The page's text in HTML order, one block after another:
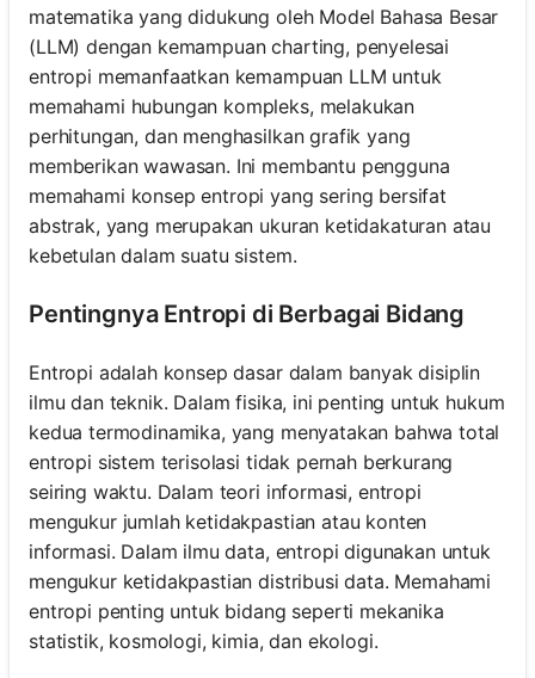
matematika yang didukung oleh Model Bahasa Besar
(LLM) dengan kemampuan charting, penyelesai
entropi memanfaatkan kemampuan LLM untuk
memahami hubungan kompleks, melakukan
perhitungan, dan menghasilkan grafik yang
memberikan wawasan. Ini membantu pengguna
memahami konsep entropi yang sering bersifat
abstrak, yang merupakan ukuran ketidakaturan atau
kebetulan dalam suatu sistem.
Pentingnya Entropi di Berbagai Bidang
Entropi adalah konsep dasar dalam banyak disiplin
ilmu dan teknik. Dalam fisika, ini penting untuk hukum
kedua termodinamika, yang menyatakan bahwa total
entropi sistem terisolasi tidak pernah berkurang
seiring waktu. Dalam teori informasi, entropi
mengukur jumlah ketidakpastian atau konten
informasi. Dalam ilmu data, entropi digunakan untuk
mengukur ketidakpastian distribusi data. Memahami
entropi penting untuk bidang seperti mekanika
statistik, kosmologi, kimia, dan ekologi.